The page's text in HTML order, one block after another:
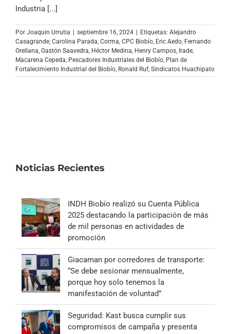
Industria [...]
Por Joaquin Urrutia | septiembre 16, 2024 | Etiquetas: Alejandro
Casagrande Carolina Parada Corma CPC Biobío Eric Aedo Fernando
Orellana Gastón Saavedra Héctor Medina Henry Campos Irade
Macarena Cepeda Pescadores Industriales del Biobío Plan de
Fortalecimiento Industrial del Biobío Ronald Ruf, Sindicatos Huachipato
Noticias Recientes
INDH Biobío realizó su Cuenta Pública
2025 destacando la participación de más
de mil personas en actividades de
promoción
Giacaman por corredores de transporte:
“Se debe sesionar mensualmente,
porque hoy solo tenemos la
manifestación de voluntad”
Seguridad: Kast busca cumplir sus
compromisos de campaña y presenta